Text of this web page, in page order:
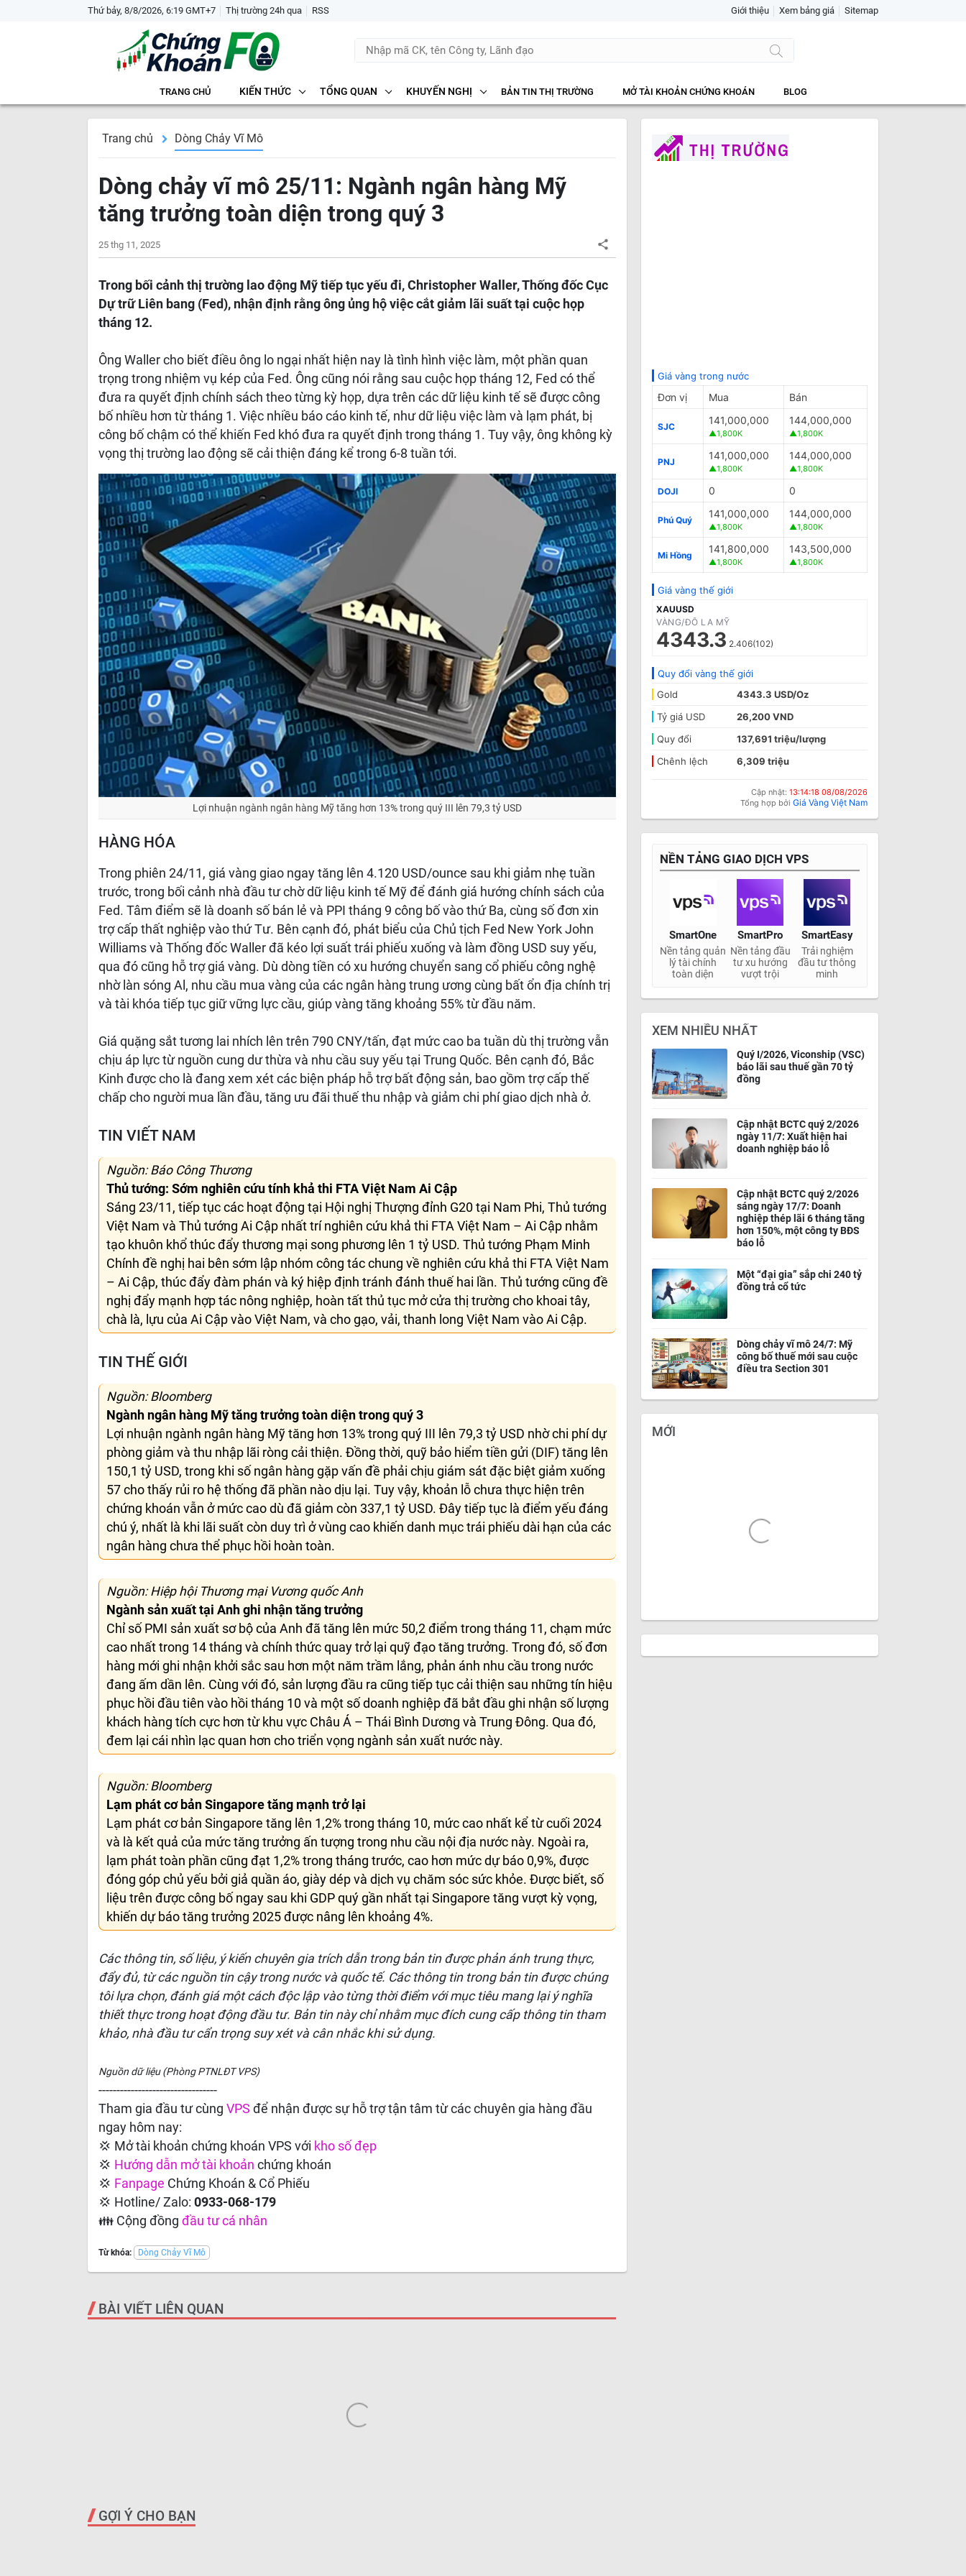
Thứ bảy, 8/8/2026, 6:19 GMT+7 Thị trường 24h qua RSS Giới thiệu Xem bảng giá Sitemap
TRANG CHỦ KIẾN THỨC TỔNG QUAN KHUYẾN NGHỊ BẢN TIN THỊ TRƯỜNG MỞ TÀI KHOẢN CHỨNG KHOÁN BLOG
Trang chủ Dòng Chảy Vĩ Mô
Dòng chảy vĩ mô 25/11: Ngành ngân hàng Mỹ
tăng trưởng toàn diện trong quý 3
25 thg 11, 2025
Trong bối cảnh thị trường lao động Mỹ tiếp tục yếu đi, Christopher Waller, Thống đốc Cục
Dự trữ Liên bang (Fed), nhận định rằng ông ủng hộ việc cắt giảm lãi suất tại cuộc họp
tháng 12.
Ông Waller cho biết điều ông lo ngại nhất hiện nay là tình hình việc làm, một phần quan
trọng trong nhiệm vụ kép của Fed. Ông cũng nói rằng sau cuộc họp tháng 12, Fed có thể
đưa ra quyết định chính sách theo từng kỳ họp, dựa trên các dữ liệu kinh tế sẽ được công
bố nhiều hơn từ tháng 1. Việc nhiều báo cáo kinh tế, như dữ liệu việc làm và lạm phát, bị
công bố chậm có thể khiến Fed khó đưa ra quyết định trong tháng 1. Tuy vậy, ông không kỳ
vọng thị trường lao động sẽ cải thiện đáng kể trong 6-8 tuần tới.
Lợi nhuận ngành ngân hàng Mỹ tăng hơn 13% trong quý III lên 79,3 tỷ USD
HÀNG HÓA
Trong phiên 24/11, giá vàng giao ngay tăng lên 4.120 USD/ounce sau khi giảm nhẹ tuần
trước, trong bối cảnh nhà đầu tư chờ dữ liệu kinh tế Mỹ để đánh giá hướng chính sách của
Fed. Tâm điểm sẽ là doanh số bán lẻ và PPI tháng 9 công bố vào thứ Ba, cùng số đơn xin
trợ cấp thất nghiệp vào thứ Tư. Bên cạnh đó, phát biểu của Chủ tịch Fed New York John
Williams và Thống đốc Waller đã kéo lợi suất trái phiếu xuống và làm đồng USD suy yếu,
qua đó cũng hỗ trợ giá vàng. Dù dòng tiền có xu hướng chuyển sang cổ phiếu công nghệ
nhờ làn sóng Al, nhu cầu mua vàng của các ngân hàng trung ương cùng bất ổn địa chính trị
và tài khóa tiếp tục giữ vững lực cầu, giúp vàng tăng khoảng 55% từ đầu năm.
Giá quặng sắt tương lai nhích lên trên 790 CNY/tấn, đạt mức cao ba tuần dù thị trường vẫn
chịu áp lực từ nguồn cung dư thừa và nhu cầu suy yếu tại Trung Quốc. Bên cạnh đó, Bắc
Kinh được cho là đang xem xét các biện pháp hỗ trợ bất động sản, bao gồm trợ cấp thế
chấp cho người mua lần đầu, tăng ưu đãi thuế thu nhập và giảm chi phí giao dịch nhà ở.
TIN VIẾT NAM
Nguồn: Báo Công Thương
Thủ tướng: Sớm nghiên cứu tính khả thi FTA Việt Nam Ai Cập
Sáng 23/11, tiếp tục các hoạt động tại Hội nghị Thượng đỉnh G20 tại Nam Phi, Thủ tướng
Việt Nam và Thủ tướng Ai Cập nhất trí nghiên cứu khả thi FTA Việt Nam – Ai Cập nhằm
tạo khuôn khổ thúc đẩy thương mại song phương lên 1 tỷ USD. Thủ tướng Phạm Minh
Chính đề nghị hai bên sớm lập nhóm công tác chung về nghiên cứu khả thi FTA Việt Nam
– Ai Cập, thúc đẩy đàm phán và ký hiệp định tránh đánh thuế hai lần. Thủ tướng cũng đề
nghị đẩy mạnh hợp tác nông nghiệp, hoàn tất thủ tục mở cửa thị trường cho khoai tây,
chà là, lựu của Ai Cập vào Việt Nam, và cho gạo, vải, thanh long Việt Nam vào Ai Cập.
TIN THẾ GIỚI
Nguồn: Bloomberg
Ngành ngân hàng Mỹ tăng trưởng toàn diện trong quý 3
Lợi nhuận ngành ngân hàng Mỹ tăng hơn 13% trong quý III lên 79,3 tỷ USD nhờ chi phí dự
phòng giảm và thu nhập lãi ròng cải thiện. Đồng thời, quỹ bảo hiểm tiền gửi (DIF) tăng lên
150,1 tỷ USD, trong khi số ngân hàng gặp vấn đề phải chịu giám sát đặc biệt giảm xuống
57 cho thấy rủi ro hệ thống đã phần nào dịu lại. Tuy vậy, khoản lỗ chưa thực hiện trên
chứng khoán vẫn ở mức cao dù đã giảm còn 337,1 tỷ USD. Đây tiếp tục là điểm yếu đáng
chú ý, nhất là khi lãi suất còn duy trì ở vùng cao khiến danh mục trái phiếu dài hạn của các
ngân hàng chưa thể phục hồi hoàn toàn.
Nguồn: Hiệp hội Thương mại Vương quốc Anh
Ngành sản xuất tại Anh ghi nhận tăng trưởng
Chỉ số PMI sản xuất sơ bộ của Anh đã tăng lên mức 50,2 điểm trong tháng 11, chạm mức
cao nhất trong 14 tháng và chính thức quay trở lại quỹ đạo tăng trưởng. Trong đó, số đơn
hàng mới ghi nhận khởi sắc sau hơn một năm trầm lắng, phản ánh nhu cầu trong nước
đang ấm dần lên. Cùng với đó, sản lượng đầu ra cũng tiếp tục cải thiện sau những tín hiệu
phục hồi đầu tiên vào hồi tháng 10 và một số doanh nghiệp đã bắt đầu ghi nhận số lượng
khách hàng tích cực hơn từ khu vực Châu Á – Thái Bình Dương và Trung Đông. Qua đó,
đem lại cái nhìn lạc quan hơn cho triển vọng ngành sản xuất nước này.
Nguồn: Bloomberg
Lạm phát cơ bản Singapore tăng mạnh trở lại
Lạm phát cơ bản Singapore tăng lên 1,2% trong tháng 10, mức cao nhất kể từ cuối 2024
và là kết quả của mức tăng trưởng ấn tượng trong nhu cầu nội địa nước này. Ngoài ra,
lạm phát toàn phần cũng đạt 1,2% trong tháng trước, cao hơn mức dự báo 0,9%, được
đóng góp chủ yếu bởi giả quần áo, giày dép và dịch vụ chăm sóc sức khỏe. Được biết, số
liệu trên được công bố ngay sau khi GDP quý gần nhất tại Singapore tăng vượt kỳ vọng,
khiến dự báo tăng trưởng 2025 được nâng lên khoảng 4%.
Các thông tin, số liệu, ý kiến chuyên gia trích dẫn trong bản tin được phản ánh trung thực,
đẩy đủ, từ các nguồn tin cậy trong nước và quốc tế. Các thông tin trong bản tin được chúng
tôi lựa chọn, đánh giá một cách độc lập vào từng thời điểm với mục tiêu mang lại ý nghĩa
thiết thực trong hoạt động đầu tư. Bản tin này chỉ nhằm mục đích cung cấp thông tin tham
khảo, nhà đầu tư cẩn trọng suy xét và cân nhắc khi sử dụng.
Nguồn dữ liệu (Phòng PTNLĐT VPS)
---------------------------------
Tham gia đầu tư cùng VPS để nhận được sự hỗ trợ tận tâm từ các chuyên gia hàng đầu
ngay hôm nay:
💢 Mở tài khoản chứng khoán VPS với kho số đẹp
💢 Hướng dẫn mở tài khoản chứng khoán
💢 Fanpage Chứng Khoán & Cổ Phiếu
💢 Hotline/ Zalo: 0933-068-179
👪 Cộng đồng đầu tư cá nhân
Từ khóa: Dòng Chảy Vĩ Mô
BÀI VIẾT LIÊN QUAN
Giá vàng trong nước
Đơn vị Mua Bán
SJC
141,000,000
▲1,800K
144,000,000
▲1,800K
PNJ
141,000,000
▲1,800K
144,000,000
▲1,800K
DOJI 0 0
Phú Quý
141,000,000
▲1,800K
144,000,000
▲1,800K
Mi Hồng
141,800,000
▲1,800K
143,500,000
▲1,800K
Giá vàng thế giới
XAUUSD
VÀNG/ĐÔ LA MỸ
4343.3 2.406(102)
Quy đổi vàng thế giới
Gold
4343.3 USD/Oz
Tỷ giá USD
26,200 VND
Quy đổi
137,691 triệu/lượng
Chênh lệch
6,309 triệu
Cập nhật: 13:14:18 08/08/2026
Tổng hợp bởi Giá Vàng Việt Nam
NỀN TẢNG GIAO DỊCH VPS
SmartOne SmartPro SmartEasy
Nền tảng quản
lý tài chính
toàn diện
Nền tảng đầu
tư xu hướng
vượt trội
Trải nghiệm
đầu tư thông
minh
XEM NHIỀU NHẤT
Quý I/2026, Viconship (VSC)
báo lãi sau thuế gần 70 tỷ
đồng
Cập nhật BCTC quý 2/2026
ngày 11/7: Xuất hiện hai
doanh nghiệp báo lỗ
Cập nhật BCTC quý 2/2026
sáng ngày 17/7: Doanh
nghiệp thép lãi 6 tháng tăng
hơn 150%, một công ty BĐS
báo lỗ
Một “đại gia” sắp chi 240 tỷ
đồng trả cổ tức
Dòng chảy vĩ mô 24/7: Mỹ
công bố thuế mới sau cuộc
điều tra Section 301
MỚI
GỢI Ý CHO BẠN